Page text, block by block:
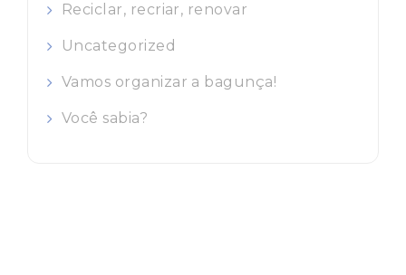
Reciclar, recriar, renovar
Uncategorized
Vamos organizar a bagunça!
Você sabia?